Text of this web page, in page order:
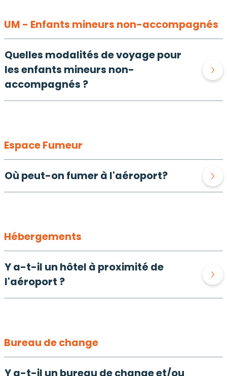
UM - Enfants mineurs non-accompagnés
Quelles modalités de voyage pour
les enfants mineurs non-
accompagnés ?
Espace Fumeur
Où peut-on fumer à l'aéroport?
Hébergements
Y a-t-il un hôtel à proximité de
l'aéroport ?
Bureau de change
Y a-t-il un bureau de change et/ou